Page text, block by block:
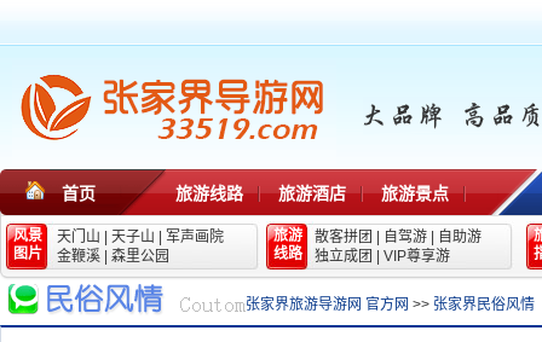
首页 旅游线路 旅游酒店 旅游景点
风景
图片
天门山 天子山
军声画院
金鞭溪
森里公园
旅游
线路
散客拼团 自驾游
自助游
独立成团
VIP尊享游
张家界旅游导游网 官方网 >> 张家界民俗风情